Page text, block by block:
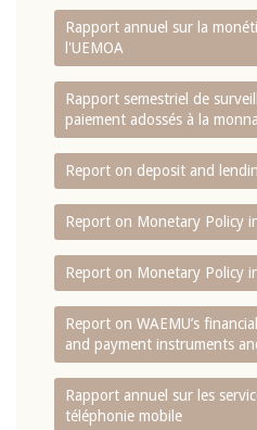
Rapport annuel sur la
l'UEMOA
Rapport semestriel de
paiement adossés à la
Report on deposit and
Report on Monetary Policy
Report on Monetary Policy
Report on WAEMU’s
and payment instruments
Rapport annuel sur les
téléphonie mobile